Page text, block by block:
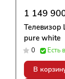
1 149
Телевизор
pure white
0 Есть
В